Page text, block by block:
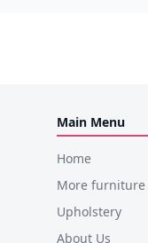
Main Menu
Home
More furniture
Upholstery
About Us